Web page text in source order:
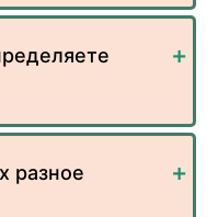
разное